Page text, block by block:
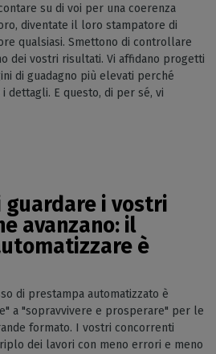
su di voi per una coerenza
diventate il loro stampatore di
qualsiasi. Smettono di controllare
dei vostri risultati. Vi affidano progetti
di guadagno più elevati perché
dettagli. E questo, di per sé, vi
i vostri
avanzano: il
è
di prestampa automatizzato è
a "sopravvivere e prosperare" per le
formato. I vostri concorrenti
dei lavori con meno errori e meno